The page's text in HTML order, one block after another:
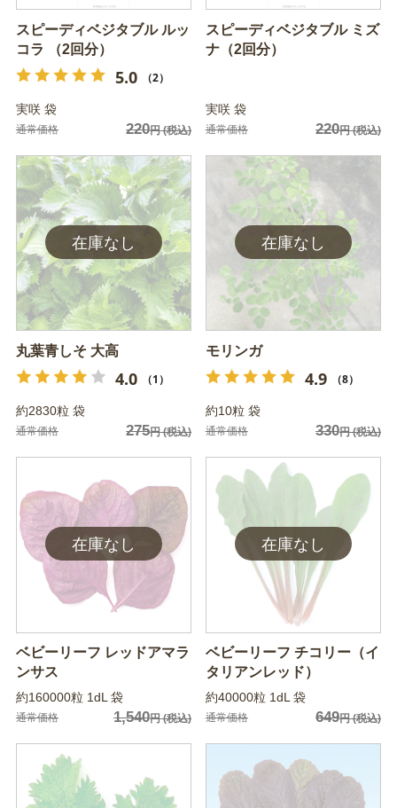
スピーディベジタブル ルッ
コラ （2回分）
5.0 （2）
実咲 袋
通常価格 220円(税込)
スピーディベジタブル ミズ
ナ（2回分）
実咲 袋
通常価格 220円(税込)
丸葉青しそ 大高
4.0 （1）
約2830粒 袋
通常価格 275円(税込)
モリンガ
4.9 （8）
約10粒 袋
通常価格 330円(税込)
ベビーリーフ レッドアマラ
ンサス
約160000粒 1dL 袋
通常価格 1,540円(税込)
ベビーリーフ チコリー（イ
タリアンレッド）
約40000粒 1dL 袋
通常価格 649円(税込)